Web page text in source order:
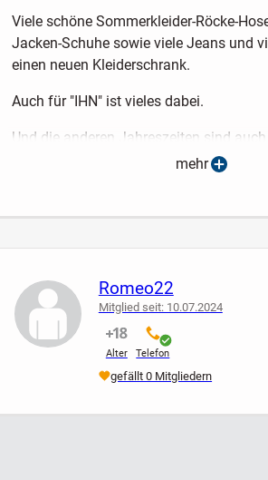
Viele schöne Sommerkleider-Röcke-
Jacken-Schuhe sowie viele Jeans und
einen neuen Kleiderschrank.
Auch für "IHN" ist vieles dabei.
Und die anderen Jahreszeiten sind auch
Alles super gut erhalten, teilweise
Standort 21244 Buchholz, Bremer
Gerne einen individuellen Termin
mehr
Romeo22
Mitglied seit: 10.07.2024
Alter
nicht verifiziert
Telefon
verifiziert
gefällt 0 Mitgliedern